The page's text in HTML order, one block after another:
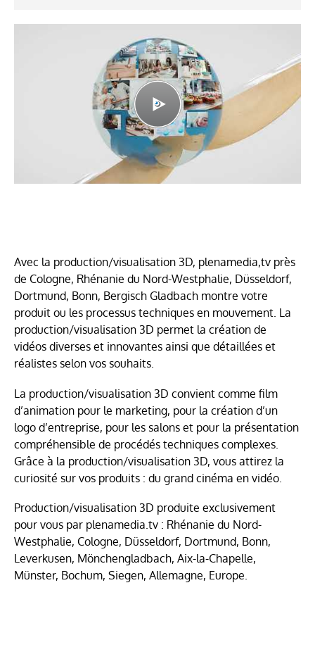
Avec la production/visualisation 3D, plenamedia,tv près
de Cologne, Rhénanie du Nord-Westphalie, Düsseldorf,
Dortmund, Bonn, Bergisch Gladbach montre votre
produit ou les processus techniques en mouvement. La
production/visualisation 3D permet la création de
vidéos diverses et innovantes ainsi que détaillées et
réalistes selon vos souhaits.
La production/visualisation 3D convient comme film
d’animation pour le marketing, pour la création d’un
logo d’entreprise, pour les salons et pour la présentation
compréhensible de procédés techniques complexes.
Grâce à la production/visualisation 3D, vous attirez la
curiosité sur vos produits : du grand cinéma en vidéo.
Production/visualisation 3D produite exclusivement
pour vous par plenamedia.tv : Rhénanie du Nord-
Westphalie, Cologne, Düsseldorf, Dortmund, Bonn,
Leverkusen, Mönchengladbach, Aix-la-Chapelle,
Münster, Bochum, Siegen, Allemagne, Europe.